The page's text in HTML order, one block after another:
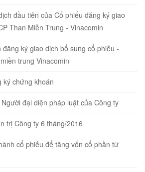
đầu tiên của Cổ phiếu đăng ký giao
Than Miền Trung - Vinacomin
ký giao dịch bổ sung cổ phiếu -
trung Vinacomin
ký chứng khoán
đại diện pháp luật của Công ty
trị Công ty 6 tháng/2016
cổ phiếu để tăng vốn cổ phần từ